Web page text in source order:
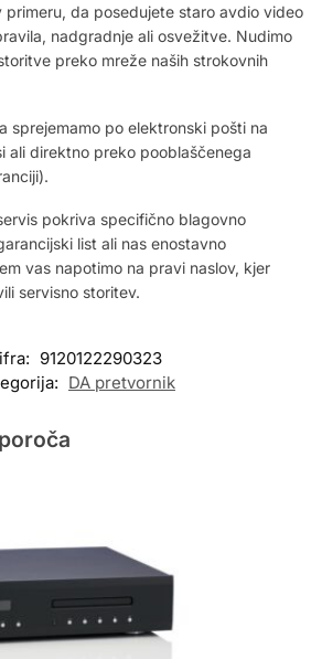
primeru, da posedujete staro avdio video
nadgradnje ali osvežitve. Nudimo
preko mreže naših strokovnih
sprejemamo po elektronski pošti na
ali direktno preko pooblaščenega
pokriva specifično blagovno
list ali nas enostavno
vas napotimo na pravi naslov, kjer
servisno storitev.
9120122290323
DA pretvornik